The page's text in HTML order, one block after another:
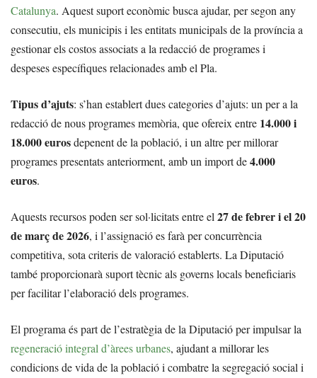
Catalunya. Aquest suport econòmic busca ajudar, per segon any
consecutiu, els municipis i les entitats municipals de la província a
gestionar els costos associats a la redacció de programes i
despeses específiques relacionades amb el Pla.
Tipus d’ajuts: s’han establert dues categories d’ajuts: un per a la
redacció de nous programes memòria, que ofereix entre 14.000 i
18.000 eurosdepenent de la població, i un altre per millorar
programes presentats anteriorment, amb un import de4.000
euros.
Aquests recursos poden ser sol·licitats entre el 27 de febrer i el 20
de març de 2026, i l’assignació es farà per concurrència
competitiva, sota criteris de valoració establerts. La Diputació
també proporcionarà suport tècnic als governs locals beneficiaris
per facilitar l’elaboració dels programes.
El programa és part de l’estratègia de la Diputació per impulsar la
regeneració integral d’àrees urbanes, ajudant a millorar les
condicions de vida de la població i combatre la segregació social i